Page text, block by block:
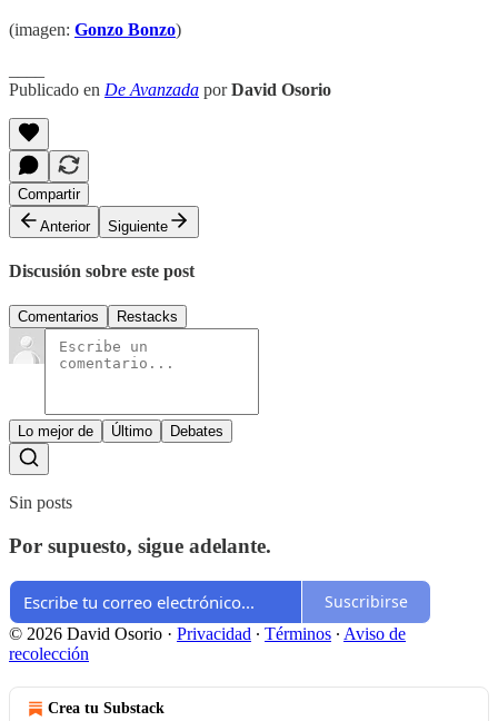
(imagen: Gonzo Bonzo)
Publicado en De Avanzada porDavid Osorio
Compartir
Anterior
Siguiente
Discusión sobre este post
Comentarios Restacks
Lo mejor de Último Debates
Sin posts
Por supuesto, sigue adelante.
Suscribirse
© 2026 David Osorio · Privacidad ∙ Términos ∙ Aviso de
recolección
Crea tu Substack